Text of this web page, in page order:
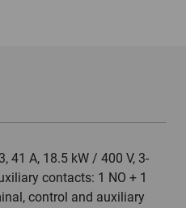
41 A, 18.5 kW / 400 V, 3-
contacts: 1 NO + 1
control and auxiliary